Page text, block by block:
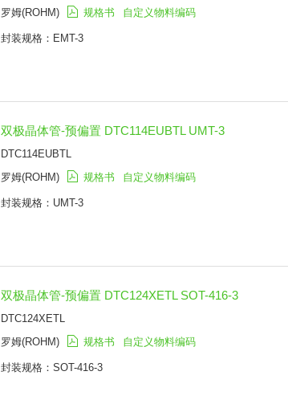
罗姆(ROHM)
规格书 自定义物料编码
封装规格：EMT-3
双极晶体管-预偏置 DTC114EUBTL UMT-3
DTC114EUBTL
罗姆(ROHM)
规格书 自定义物料编码
封装规格：UMT-3
双极晶体管-预偏置 DTC124XETL SOT-416-3
DTC124XETL
罗姆(ROHM)
规格书 自定义物料编码
封装规格：SOT-416-3